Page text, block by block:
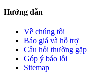
Hướng dẫn
Về chúng tôi
Báo giá và hỗ trợ
Câu hỏi thường gặp
Góp ý báo lỗi
Sitemap